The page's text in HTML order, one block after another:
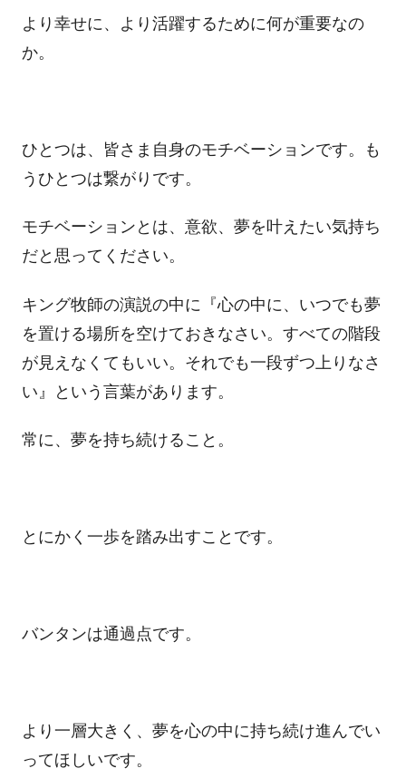
より幸せに、より活躍するために何が重要なの
か。
ひとつは、皆さま自身のモチベーションです。も
うひとつは繋がりです。
モチベーションとは、意欲、夢を叶えたい気持ち
だと思ってください。
キング牧師の演説の中に『心の中に、いつでも夢
を置ける場所を空けておきなさい。すべての階段
が見えなくてもいい。それでも一段ずつ上りなさ
い』という言葉があります。
常に、夢を持ち続けること。
とにかく一歩を踏み出すことです。
バンタンは通過点です。
より一層大きく、夢を心の中に持ち続け進んでい
ってほしいです。